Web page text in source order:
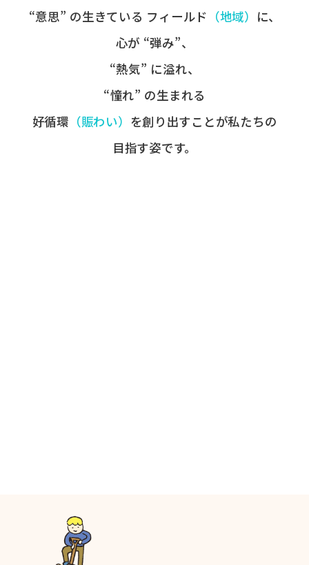
“意思” の​生きている フィールド ​（地域） に、
心が​ “弾み”、
“熱気” に​溢れ、
“憧れ” の​生まれる
好循環 ​（賑わい） を​創り出すことが​私たちの​
目指す姿です。​